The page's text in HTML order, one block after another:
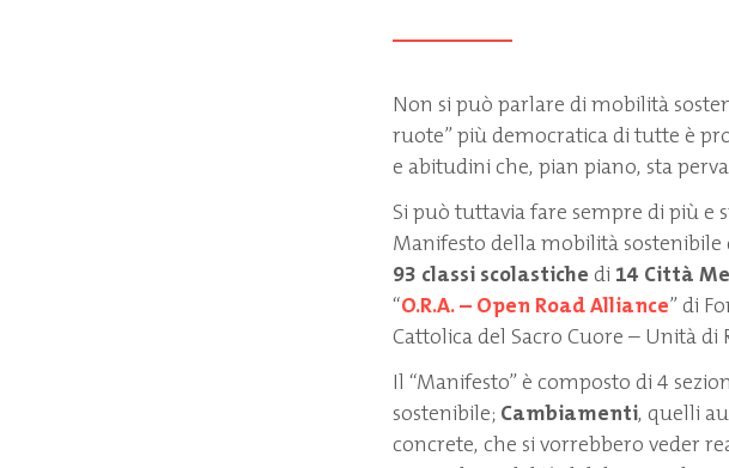
Non si può parlare di mobilità
ruote” più democratica di tutte è
e abitudini che, pian piano, sta
Si può tuttavia fare sempre di più e
Manifesto della mobilità
93 classi scolastiche di 14 Città
“O.R.A. – Open Road Alliance” di
Cattolica del Sacro Cuore – Unità di
Il “Manifesto” è composto di 4
sostenibile; Cambiamenti, quelli
concrete, che si vorrebbero veder